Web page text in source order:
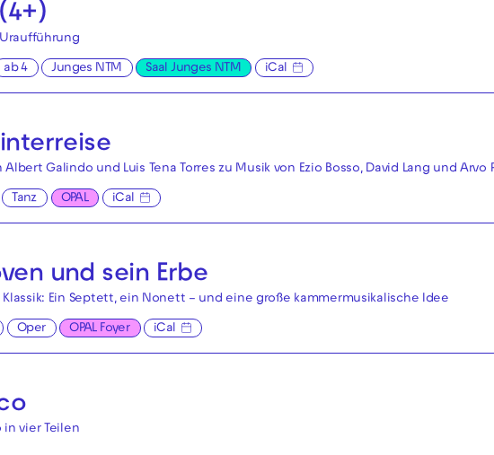
ab 4 Junges NTM Saal Junges NTM iCal
Albert Galindo und Luis Tena Torres zu Musik von Ezio Bosso, David Lang und Arvo
Tanz OPAL iCal
und sein Erbe
Ein Septett, ein Nonett – und eine große kammermusikalische Idee
Oper OPAL Foyer iCal
in vier Teilen